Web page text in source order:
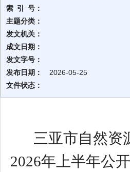
索 引 号：
主题分类：
发文机关：
成文日期：
发文字号：
发布日期：
2026-05-25
文件状态：
三亚市自然资
2026年上半年公